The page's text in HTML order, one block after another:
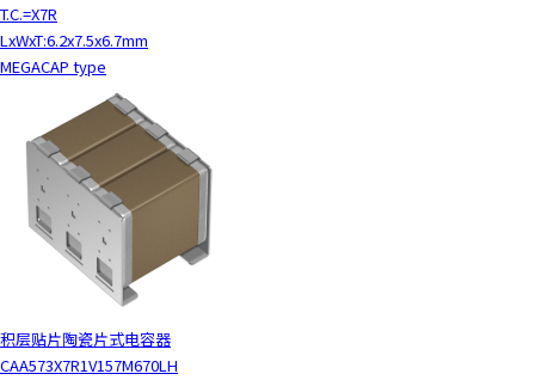
T.C.=X7R
LxWxT:6.2x7.5x6.7mm
MEGACAP type
积层贴片陶瓷片式电容器
CAA573X7R1V157M670LH